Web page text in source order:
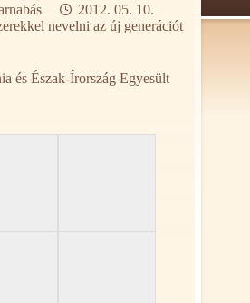
2012. 05. 10.
nevelni az új generációt
és Észak-Írország Egyesült